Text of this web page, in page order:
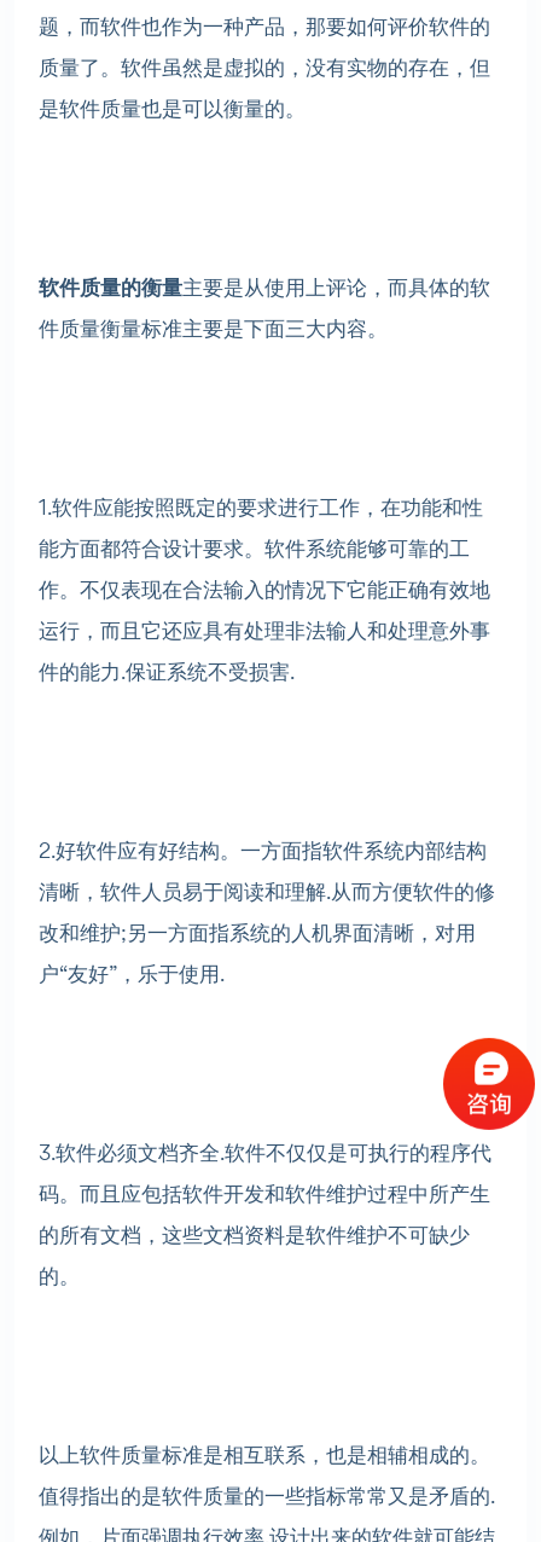
题，而软件也作为一种产品，那要如何评价软件的
质量了。软件虽然是虚拟的，没有实物的存在，但
是软件质量也是可以衡量的。
软件质量的衡量主要是从使用上评论，而具体的软
件质量衡量标准主要是下面三大内容。
1.软件应能按照既定的要求进行工作，在功能和性
能方面都符合设计要求。软件系统能够可靠的工
作。不仅表现在合法输入的情况下它能正确有效地
运行，而且它还应具有处理非法输人和处理意外事
件的能力.保证系统不受损害.
2.好软件应有好结构。一方面指软件系统内部结构
清晰，软件人员易于阅读和理解.从而方便软件的修
改和维护;另一方面指系统的人机界面清晰，对用
户“友好”，乐于使用.
3.软件必须文档齐全.软件不仅仅是可执行的程序代
码。而且应包括软件开发和软件维护过程中所产生
的所有文档，这些文档资料是软件维护不可缺少
的。
以上软件质量标准是相互联系，也是相辅相成的。
值得指出的是软件质量的一些指标常常又是矛盾的.
例如，片面强调执行效率.设计出来的软件就可能结